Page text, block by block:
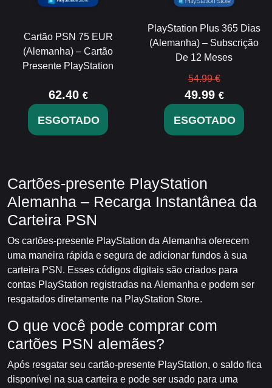
Cartão PSN 75 EUR
(Alemanha) – Cartão
Presente PlayStation
62.40 €
ESGOTADO
PlayStation Plus 365 Dias
(Alemanha) – Subscrição
De 12 Meses
54.99 €
49.99 €
ESGOTADO
Cartões-presente PlayStation
Alemanha – Recarga Instantânea da
Carteira PSN
Os cartões-presente PlayStation da Alemanha oferecem
uma maneira rápida e segura de adicionar fundos à sua
carteira PSN. Esses códigos digitais são criados para
contas PlayStation registradas na Alemanha e podem ser
resgatados diretamente na PlayStation Store.
O que você pode comprar com
cartões PSN alemães?
Após resgatar seu cartão-presente PlayStation, o saldo fica
disponível na sua carteira e pode ser usado para uma